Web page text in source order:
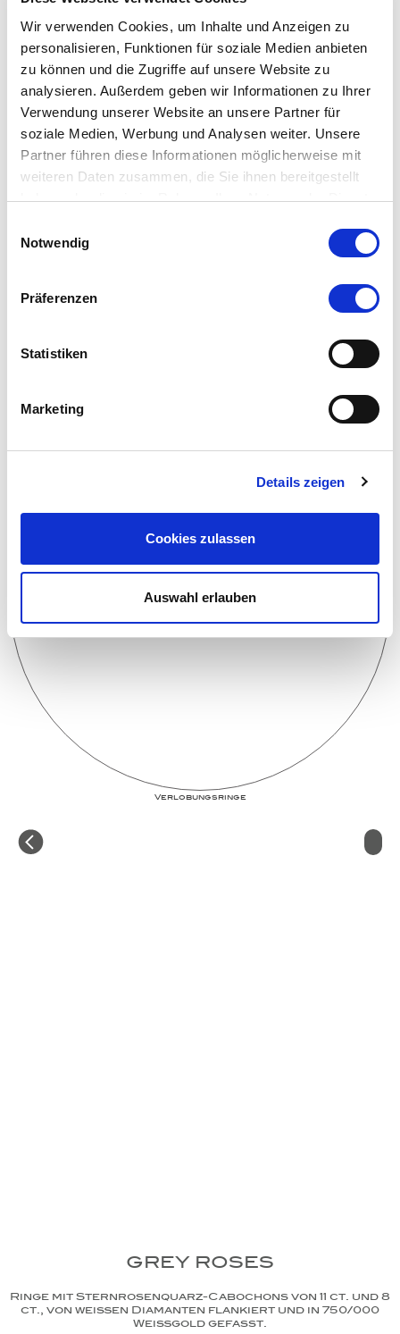
Wir verwenden Cookies, um Inhalte und Anzeigen zu
personalisieren, Funktionen für soziale Medien anbieten
zu können und die Zugriffe auf unsere Website zu
analysieren. Außerdem geben wir Informationen zu Ihrer
Verwendung unserer Website an unsere Partner für
soziale Medien, Werbung und Analysen weiter. Unsere
Partner führen diese Informationen möglicherweise mit
weiteren Daten zusammen, die Sie ihnen bereitgestellt
haben oder die sie im Rahmen Ihrer Nutzung der Dienste
Notwendig
Präferenzen
Statistiken
Marketing
Details zeigen
Cookies zulassen
Auswahl erlauben
Ver­lo­bungs­­ringe
GREY ROSES
Ringe mit Sternrosenquarz-Cabochons von 11 ct. und 8
ct., von weißen Diamanten flankiert und in 750/000
Weißgold gefasst.